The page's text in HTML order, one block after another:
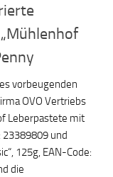
vorbeugenden
OVO Vertriebs
Leberpastete mit
23389809 und
125g, EAN-Code:
die